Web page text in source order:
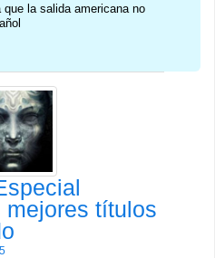
la salida americana no
mejores títulos